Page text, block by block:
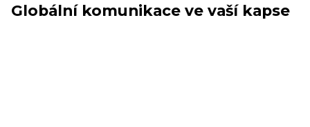
Globální komunikace ve vaší kapse